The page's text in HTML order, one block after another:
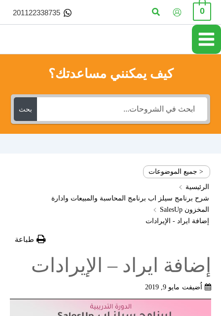
0 البحث 201122338735
كيف يمكنني مساعدتك؟
بحث
< جميع الموضوعات
الرئيسية
شرح برنامج سيلز اب برنامج المحاسبة والمبيعات وادارة
المخزون SalesUp
إضافة ايراد - الإيرادات
طباعة
إضافة ايراد – الإيرادات
اُضيفت مايو 9, 2019